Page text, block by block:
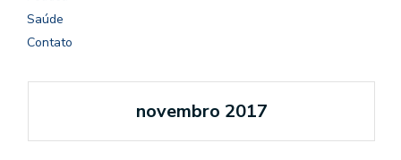
Saúde
Contato
novembro 2017